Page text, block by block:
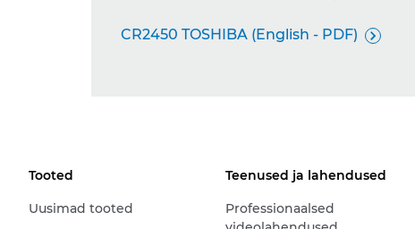
CR2450 TOSHIBA (English - PDF) 
Tooted
Uusimad tooted
Teenused ja lahendused
Professionaalsed